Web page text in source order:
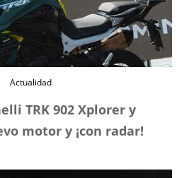
Actualidad
TRK 902 Xplorer y
motor y ¡con radar!